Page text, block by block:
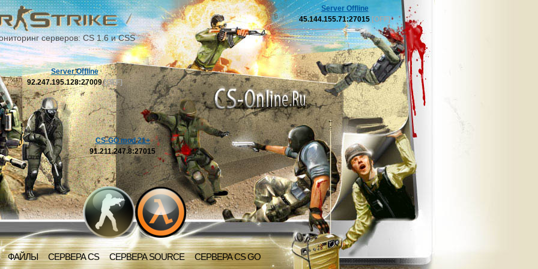
серверов: CS 1.6 и CSS
ФАЙЛЫ СЕРВЕРА CS СЕРВЕРА SOURCE СЕРВЕРА CS GO
Server Offline
92.247.195.128:27009[OFF]
CS-GO mod 21+
91.211.247.8:27015
Server Offline
45.144.155.71:27015 [OFF]